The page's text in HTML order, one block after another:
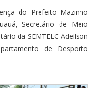
do Prefeito Mazinho
Secretário de Meio
da SEMTELC Adeilson
de Desporto